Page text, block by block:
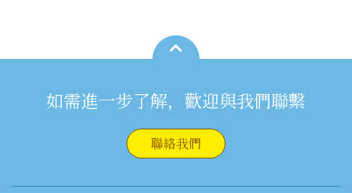
如需進一步了解，歡迎與我們聯繫
聯絡我們